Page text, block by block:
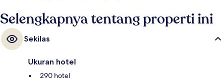
Selengkapnya tentang properti ini
Sekilas
Ukuran hotel
290 hotel